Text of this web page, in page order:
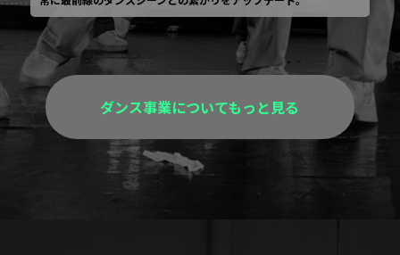
ダンス事業についてもっと見る